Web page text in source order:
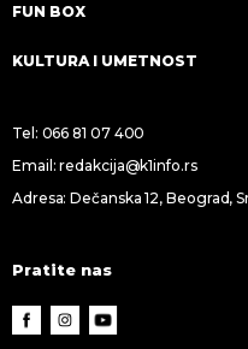
FUN BOX
KULTURA I UMETNOST
Tel: 066 81 07 400
Email:redakcija@k1info.rs
Adresa: Dečanska 12, Beograd,
Pratite nas